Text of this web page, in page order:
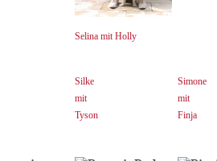
Selina mit Holly
Silke
mit
Tyson
Simone
mit
Finja